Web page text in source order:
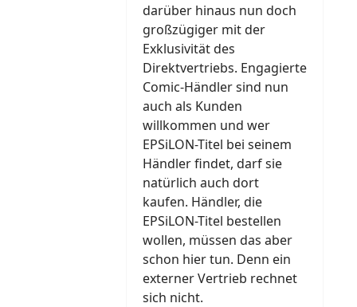
darüber hinaus nun doch
großzügiger mit der
Exklusivität des
Direktvertriebs. Engagierte
Comic-Händler sind nun
auch als Kunden
willkommen und wer
EPSiLON-Titel bei seinem
Händler findet, darf sie
natürlich auch dort
kaufen. Händler, die
EPSiLON-Titel bestellen
wollen, müssen das aber
schon hier tun. Denn ein
externer Vertrieb rechnet
sich nicht.